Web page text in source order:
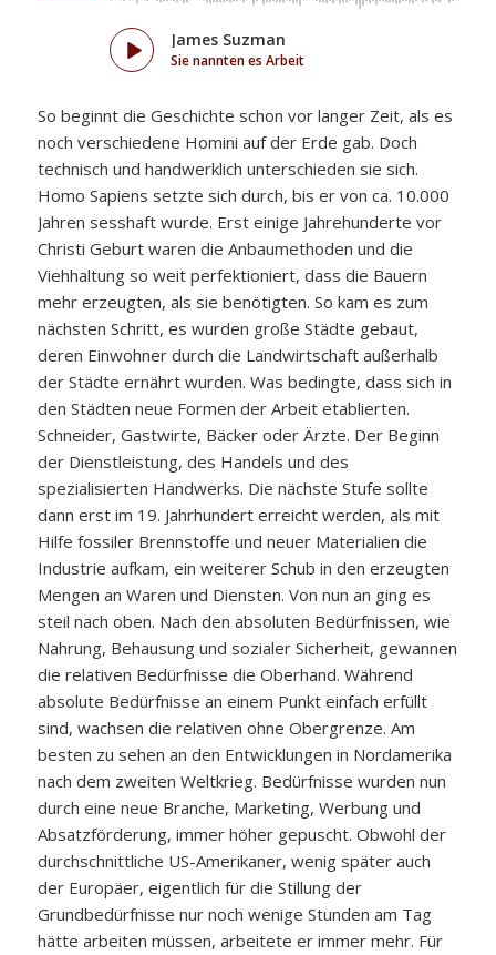
James Suzman
Sie nannten es Arbeit
So beginnt die Geschichte schon vor langer Zeit, als es
noch verschiedene Homini auf der Erde gab. Doch
technisch und handwerklich unterschieden sie sich.
Homo Sapiens setzte sich durch, bis er von ca. 10.000
Jahren sesshaft wurde. Erst einige Jahrehunderte vor
Christi Geburt waren die Anbaumethoden und die
Viehhaltung so weit perfektioniert, dass die Bauern
mehr erzeugten, als sie benötigten. So kam es zum
nächsten Schritt, es wurden große Städte gebaut,
deren Einwohner durch die Landwirtschaft außerhalb
der Städte ernährt wurden. Was bedingte, dass sich in
den Städten neue Formen der Arbeit etablierten.
Schneider, Gastwirte, Bäcker oder Ärzte. Der Beginn
der Dienstleistung, des Handels und des
spezialisierten Handwerks. Die nächste Stufe sollte
dann erst im 19. Jahrhundert erreicht werden, als mit
Hilfe fossiler Brennstoffe und neuer Materialien die
Industrie aufkam, ein weiterer Schub in den erzeugten
Mengen an Waren und Diensten. Von nun an ging es
steil nach oben. Nach den absoluten Bedürfnissen, wie
Nahrung, Behausung und sozialer Sicherheit, gewannen
die relativen Bedürfnisse die Oberhand. Während
absolute Bedürfnisse an einem Punkt einfach erfüllt
sind, wachsen die relativen ohne Obergrenze. Am
besten zu sehen an den Entwicklungen in Nordamerika
nach dem zweiten Weltkrieg. Bedürfnisse wurden nun
durch eine neue Branche, Marketing, Werbung und
Absatzförderung, immer höher gepuscht. Obwohl der
durchschnittliche US-Amerikaner, wenig später auch
der Europäer, eigentlich für die Stillung der
Grundbedürfnisse nur noch wenige Stunden am Tag
hätte arbeiten müssen, arbeitete er immer mehr. Für